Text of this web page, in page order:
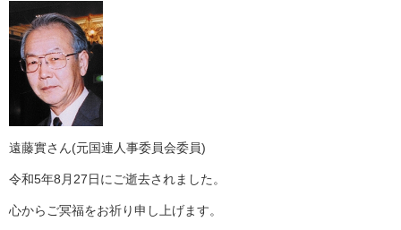
遠藤實さん(元国連人事委員会委員)
令和5年8月27日にご逝去されました。
心からご冥福をお祈り申し上げます。